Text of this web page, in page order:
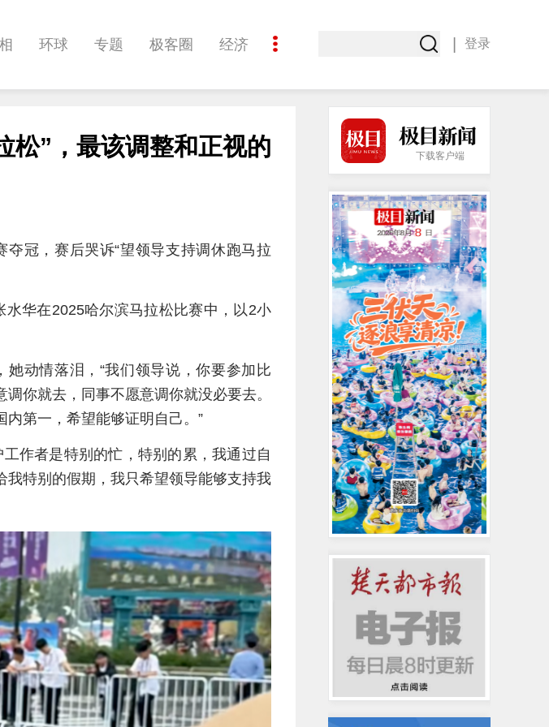
环球 专题 极客圈 经济
职教院 酒道
登录
松”，最该调整和正视的
冠，赛后哭诉“望领导支持调休跑马拉
华在2025哈尔滨马拉松比赛中，以2小
动情落泪，“我们领导说，你要参加比
你就去，同事不愿意调你就没必要去。
第一，希望能够证明自己。”
作者是特别的忙，特别的累，我通过自
特别的假期，我只希望领导能够支持我
下载客户端